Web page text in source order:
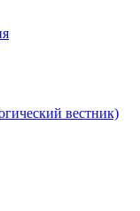
вестник)